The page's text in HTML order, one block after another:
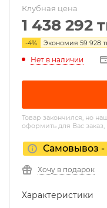
Клубная цена
1 438 292
-4% Экономия 59 928
Нет в наличии
Товар закончился, но
оформить для Вас заказ,
Самовывоз -
Хочу в подарок
Характеристики